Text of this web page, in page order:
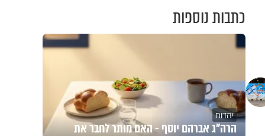
כתבות נוספות
יהדות
הרה"ג אברהם יוסף - האם מותר לחבר את